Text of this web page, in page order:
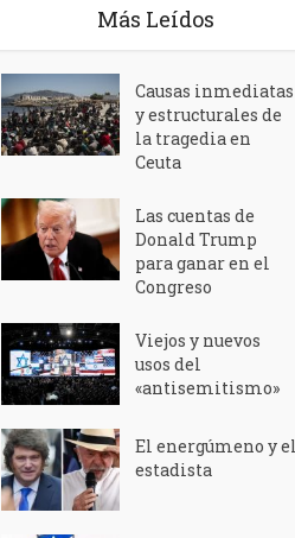
Más Leídos
Causas inmediatas
y estructurales de
la tragedia en
Ceuta
Las cuentas de
Donald Trump
para ganar en el
Congreso
Viejos y nuevos
usos del
«antisemitismo»
El energúmeno y el
estadista